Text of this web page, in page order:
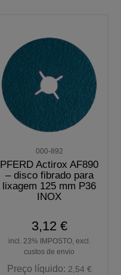
000-892
PFERD Actirox AF890
– disco fibrado para
lixagem 125 mm P36
INOX
3,12 €
incl. 23% IMPOSTO, excl.
custos de envio
Preço líquido: 2,54 €